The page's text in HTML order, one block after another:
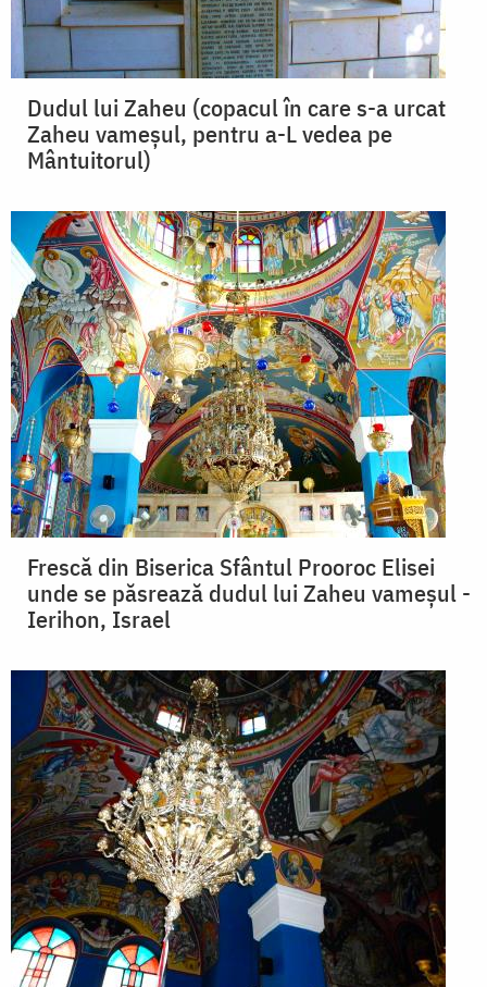
Dudul lui Zaheu (copacul în care s-a urcat
Zaheu vameşul, pentru a-L vedea pe
Mântuitorul)
Frescă din Biserica Sfântul Prooroc Elisei
unde se păsrează dudul lui Zaheu vameşul -
Ierihon, Israel